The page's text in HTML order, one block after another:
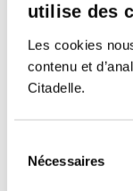
utilise des
Les cookies
contenu et
Citadelle.
Nécessaires
Anesthésiste
SMUR de la